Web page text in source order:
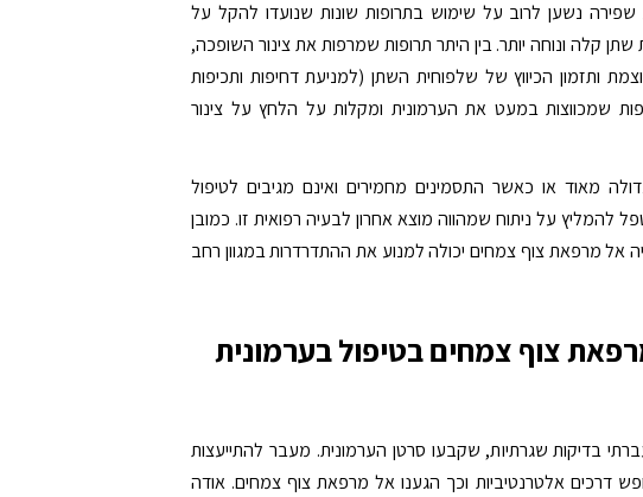
שפירה נשען לרוב על שימוש בתרופות שונות שנועדו להקל על
קלה ונוחה יותר. בין היתר תרופות שמרפות את צינור השופכה,
ותזמון הכיווץ של שלפוחית השתן (למניעת דחיפות ותכיפות
שמכווצות במעט את הערמונית ומקלות על הלחץ על צינור
מאוד או כאשר התסמינים מחמירים ואינם מגיבים לטיפול
להמליץ על ניתוח שמהווה מוצא אחרון לבעיה רפואית זו. כמובן
אל מרפאת צוף צמחים יכולה למנוע את ההתדרדרות במגוון רחב
צוף צמחים בטיפול בערמונית
בדיקות שגרתיות, שקבעו סרטן הערמונית. מעבר להתייעצות
דרכים אלטרנטיביות וכך הגענו אל מרפאת צוף צמחים. אודה